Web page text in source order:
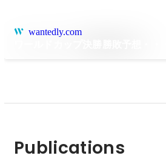
wantedly.com
Publications